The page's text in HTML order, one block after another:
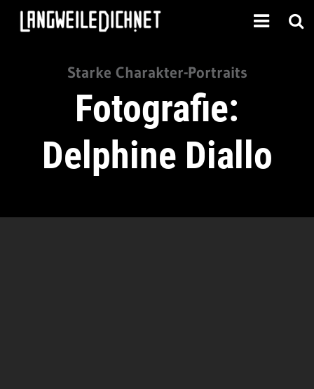
Starke Charakter-Portraits
Fotografie:
Delphine Diallo